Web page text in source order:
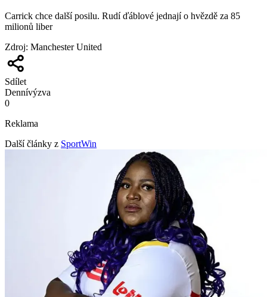
Carrick chce další posilu. Rudí ďáblové jednají o hvězdě za 85
milionů liber
Zdroj: Manchester United
Sdílet
Dennívýzva
0
Reklama
Další články z SportWin